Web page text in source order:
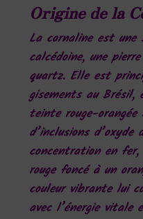
Origine de la
La cornaline est
calcédoine, une
quartz. Elle est
gisements au Brésil,
teinte rouge-
d’inclusions
concentration en
rouge foncé à un
couleur vibrante lui
avec l’énergie